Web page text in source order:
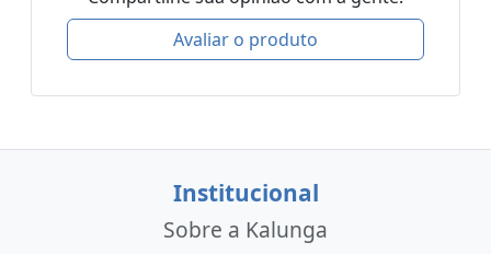
Avaliar o produto
Institucional
Sobre a Kalunga